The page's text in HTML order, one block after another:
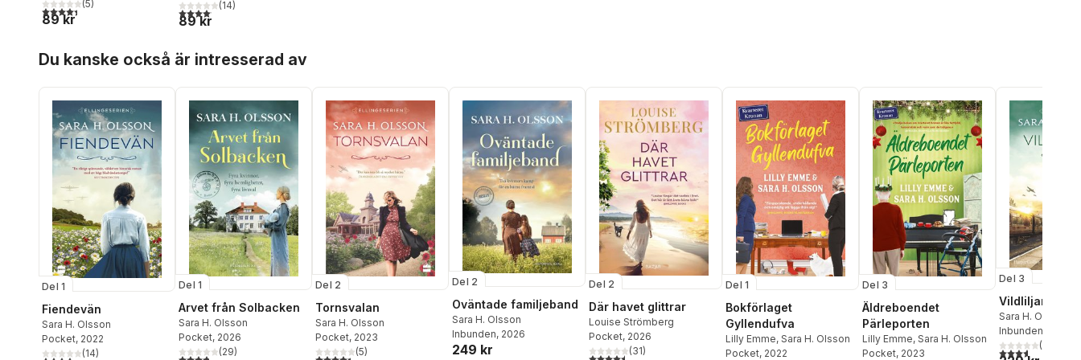
4,4utav 5 stjärnor. Totalt antal röster:
(5)
89 kr
4,1utav 5 stjärnor. Totalt antal röster:
(14)
89 kr
Du kanske också är intresserad av
Del 1
Fiendevän
Sara H. Olsson
Pocket, 2022
(14)
Del 1
Arvet från Solbacken
Sara H. Olsson
Pocket, 2026
(29)
Del 2
Tornsvalan
Sara H. Olsson
Pocket, 2023
(5)
Del 2
Oväntade familjeband
Sara H. Olsson
Inbunden, 2026
249 kr
Del 2
Där havet glittrar
Louise Strömberg
Pocket, 2026
4,5utav 5 stjärnor. Totalt antal röster:
(31)
Del 1
Bokförlaget
Gyllendufva
Lilly Emme, Sara H. Olsson
Pocket, 2022
Del 3
Äldreboendet
Pärleporten
Lilly Emme, Sara H. Olsson
Pocket, 2023
Del 3
Vildliljan
Sara H. Olsson
Inbunden
3,6utav 5(